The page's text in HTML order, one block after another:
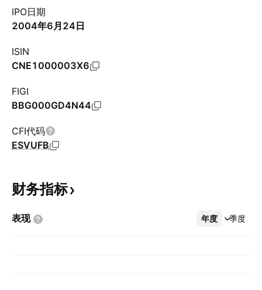
IPO日期
2004年6月24日
ISIN
CNE1000003X6
FIGI
BBG000GD4N44
CFI代码
ESVUFB
财务指标
表现 年度 季度
更多